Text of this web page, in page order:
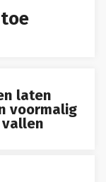
laten
voormalig